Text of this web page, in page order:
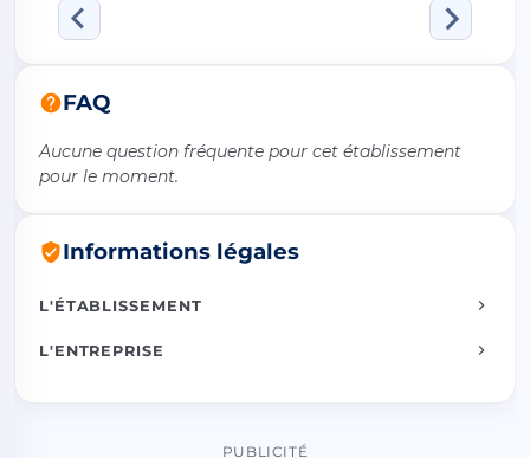
FAQ
Aucune question fréquente pour cet établissement
pour le moment.
Informations légales
L'ÉTABLISSEMENT
L'ENTREPRISE
PUBLICITÉ